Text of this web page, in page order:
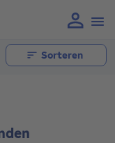
Sorteren